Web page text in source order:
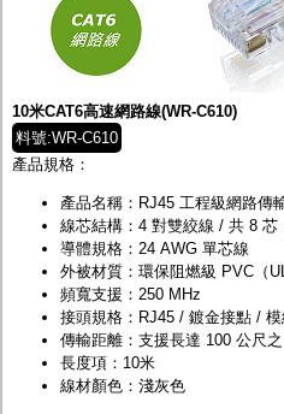
防護罩及支架
多路攝影機單軸傳輸
監聽器.麥克風
網路設備
視訊轉換設備
雙絞線傳輸器
雜訊改善器
分配放大器
網路線用水晶頭
網路線
懶人線.同軸線.花線
線頭.插座.延長線.HDMI線
集線盒.防水盒.配線盒
變壓器.避雷器
轉接頭
偽裝嚇阻假監視器. 警示防盜貼紙
行車紀錄器.車用插座配件
10米CAT6高速網路線(WR-C610)
料號:WR-C610
產品規格：
產品名稱：RJ45 工程級網路傳
線芯結構：4 對雙絞線 / 共 8 芯
導體規格：24 AWG 單芯線
外被材質：環保阻燃級 PVC（
頻寬支援：250 MHz
接頭規格：RJ45 / 鍍金接點 /
傳輸距離：支援長達 100 公尺
長度項：10米
線材顏色：淺灰色